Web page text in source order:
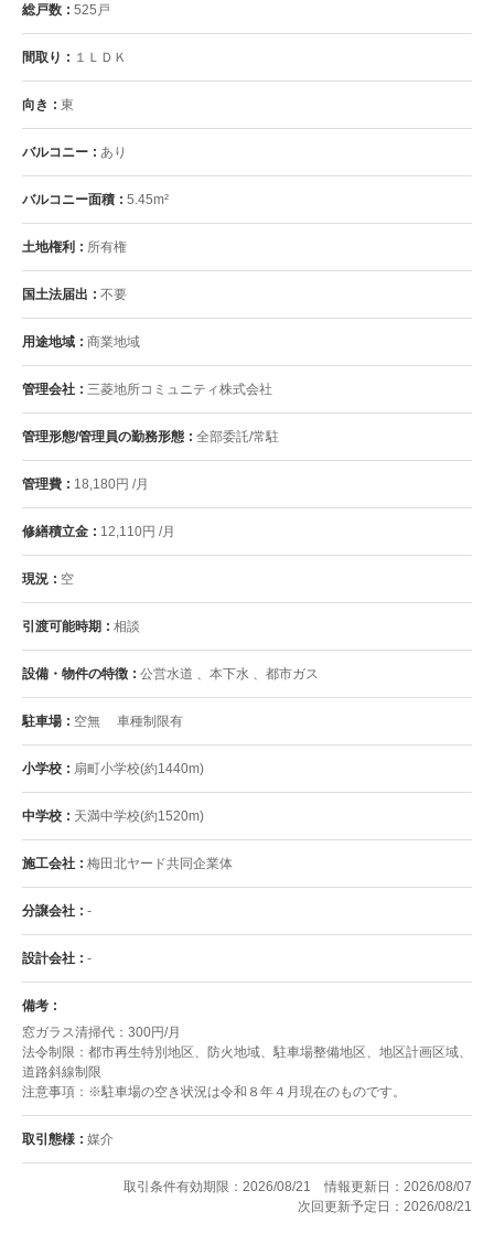
総戸数 525戸
間取り １ＬＤＫ
向き 東
バルコニー あり
バルコニー面積 5.45m²
土地権利 所有権
国土法届出 不要
用途地域 商業地域
管理会社 三菱地所コミュニティ株式会社
管理形態/管理員の勤務形態 全部委託/常駐
管理費 18,180円 /月
修繕積立金 12,110円 /月
現況 空
引渡可能時期 相談
設備・物件の特徴 公営水道 、本下水 、都市ガス
駐車場 空無 車種制限有
小学校 扇町小学校(約1440m)
中学校 天満中学校(約1520m)
施工会社 梅田北ヤード共同企業体
分譲会社 -
設計会社 -
備考
窓ガラス清掃代：300円/月
法令制限：都市再生特別地区、防火地域、駐車場整備地区、地区計画区域、
道路斜線制限
注意事項：※駐車場の空き状況は令和８年４月現在のものです。
取引態様 媒介
取引条件有効期限：2026/08/21
情報更新日：2026/08/07
次回更新予定日：2026/08/21